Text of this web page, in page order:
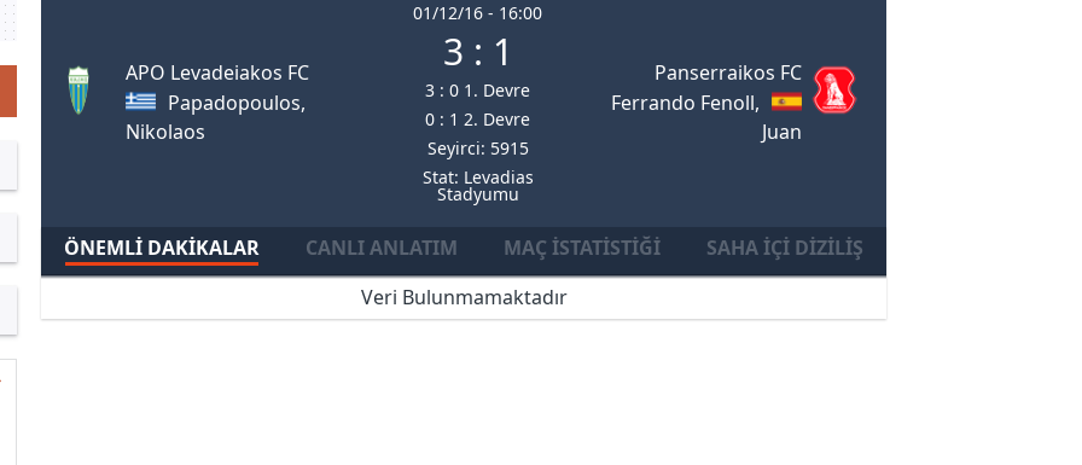
APO Levadeiakos FC
Papadopoulos,
Nikolaos
01/12/16 - 16:00
3 : 1
3 : 0 1. Devre
0 : 1 2. Devre
Seyirci: 5915
Stat: Levadias
Stadyumu
Panserraikos FC
Ferrando Fenoll,
Juan
ÖNEMLI DAKIKALAR CANLI ANLATIM MAÇ İSTATISTIĞI
SAHA İÇI DIZILIŞ
Veri Bulunmamaktadır